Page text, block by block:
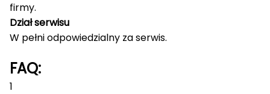
firmy.
Dział serwisu
W pełni odpowiedzialny za serwis.
FAQ:
1